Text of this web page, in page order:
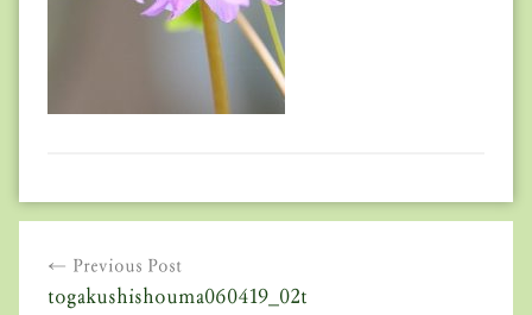
Previous Post
togakushishouma060419_02t